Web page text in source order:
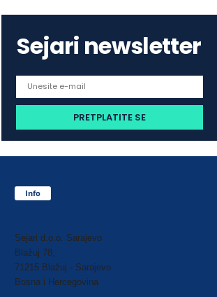
Sejari newsletter
Info
Sejari d.o.o. Sarajevo
Blažuj 78,
71215 Blažuj - Sarajevo
Bosna i Hercegovina